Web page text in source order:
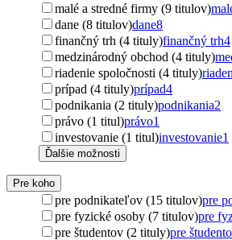
malé a stredné firmy (9 titulov)
dane (8 titulov)dane8
finančný trh (4 tituly)finančný trh4
medzinárodný obchod (4 tituly)
riadenie spoločnosti (4 tituly)
prípad (4 tituly)prípad4
podnikania (2 tituly)podnikania2
právo (1 titul)právo1
investovanie (1 titul)investovanie1
Ďalšie možnosti
Pre koho
pre podnikateľov (15 titulov)pre
pre fyzické osoby (7 titulov)pre
pre študentov (2 tituly)pre